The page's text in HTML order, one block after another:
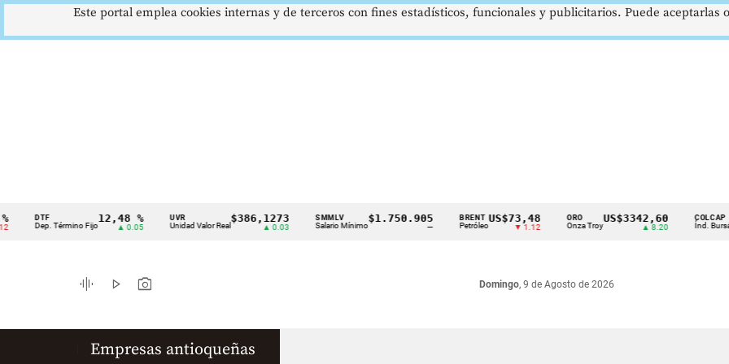
Cintillo
indicadores
económicos
Dep. Término Fijo
12,48 %
▲ 0.05 Unidad Valor Real
$386,1273
▲ 0.03
SMMLV
Salario Mínimo
$1.750.905 BRENT
Petróleo
US$73,48
▼ 1.12 Onza Troy
US$3342,60
▲ 8.20
COLCAP
Índ. Bursátil
graphic_eq play_arrow photo_camera Domingo, 9 de Agosto de 2026
Empresas antioqueñas
Este portal emplea cookies internas y de terceros con fines estadísticos, funcionales y publicitarios. Puede aceptarlas